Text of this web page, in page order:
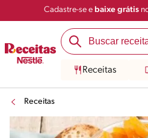
Cadastre-se e baixe grátis
Receitas
Receitas
Salvar